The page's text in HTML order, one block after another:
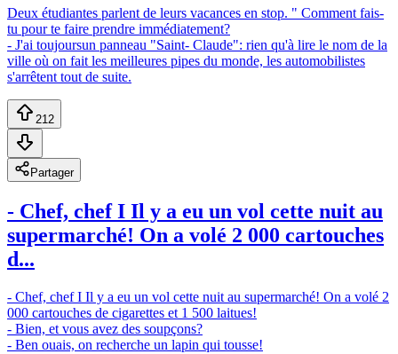
Deux étudiantes parlent de leurs vacances en stop. " Comment fais-
tu pour te faire prendre immédiatement?
- J'ai toujoursun panneau "Saint- Claude": rien qu'à lire le nom de la
ville où on fait les meilleures pipes du monde, les automobilistes
s'arrêtent tout de suite.
212
Partager
- Chef, chef I Il y a eu un vol cette nuit au
supermarché! On a volé 2 000 cartouches
d...
- Chef, chef I Il y a eu un vol cette nuit au supermarché! On a volé 2
000 cartouches de cigarettes et 1 500 laitues!
- Bien, et vous avez des soupçons?
- Ben ouais, on recherche un lapin qui tousse!